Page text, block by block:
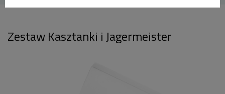
Zestaw Kasztanki i Jagermeister